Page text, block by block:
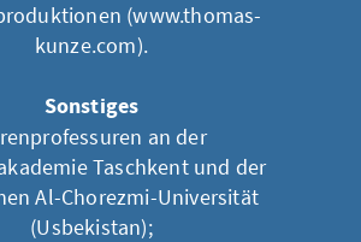
(www.thomas-
kunze.com).
Sonstiges
an der
Taschkent und der
Al-Chorezmi-Universität
(Usbekistan);